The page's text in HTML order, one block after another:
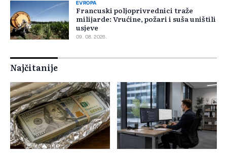
EVROPA
Francuski poljoprivrednici traže
milijarde: Vrućine, požari i suša uništili
usjeve
09. 08. 2026.
Najčitanije